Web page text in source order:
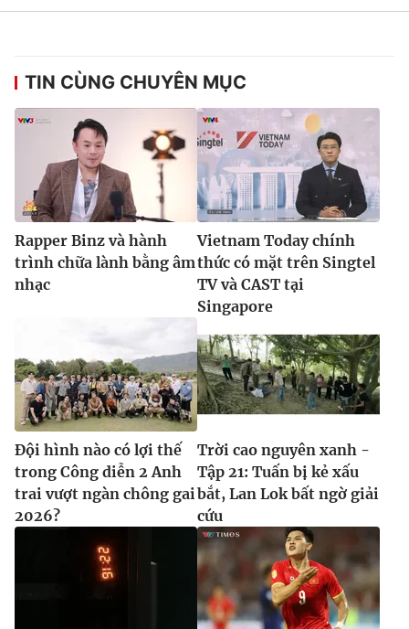
TIN CÙNG CHUYÊN MỤC
Rapper Binz và hành
trình chữa lành bằng âm
nhạc
Vietnam Today chính
thức có mặt trên Singtel
TV và CAST tại
Singapore
Đội hình nào có lợi thế
trong Công diễn 2 Anh
trai vượt ngàn chông gai
2026?
Trời cao nguyên xanh -
Tập 21: Tuấn bị kẻ xấu
bắt, Lan Lok bất ngờ giải
cứu